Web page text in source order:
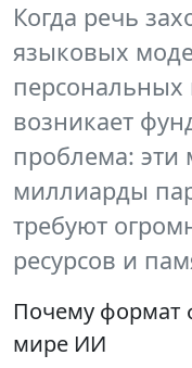
Когда речь
языковых
возникает
проблема:
миллиарды
требуют
ресурсов и
Почему формат
мире ИИ